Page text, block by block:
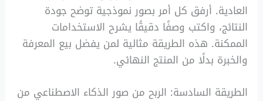
العادية. أرفق كل أمر بصور نموذجية توضح جودة
النتائج، واكتب وصفًا دقيقًا يشرح الاستخدامات
الممكنة. هذه الطريقة مثالية لمن يفضل بيع المعرفة
والخبرة بدلًا من المنتج النهائي.
الطريقة السادسة: الربح من صور الذكاء الاصطناعي من